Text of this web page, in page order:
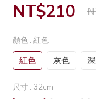
NT$210
顏色 : 紅色
紅色 灰色
尺寸 : 32cm